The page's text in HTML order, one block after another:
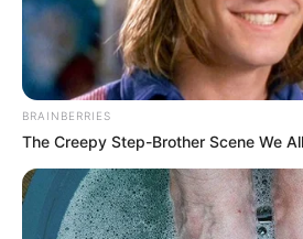
BRAINBERRIES
The Creepy Step-Brother Scene We